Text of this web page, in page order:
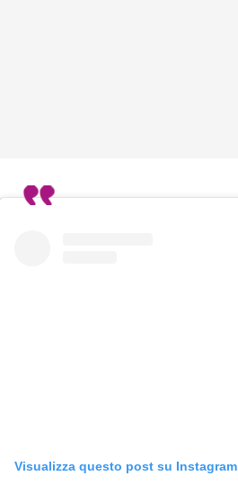
Visualizza questo post su Instagram